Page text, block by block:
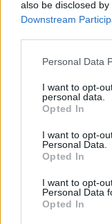
also be disclosed
Downstream
Please note that
not limited to your
grant or deny
use your data for
consent section.
Personal Data
I want to opt-
personal data.
Opted In
I want to opt-
Personal Data.
Opted In
I want to opt-
Personal Data
Opted In
druge dejavnosti,
njo upravljali le
proizvodov.
obsega in s tem
poenostavitev
takšnem sistemu
koordinacijskega